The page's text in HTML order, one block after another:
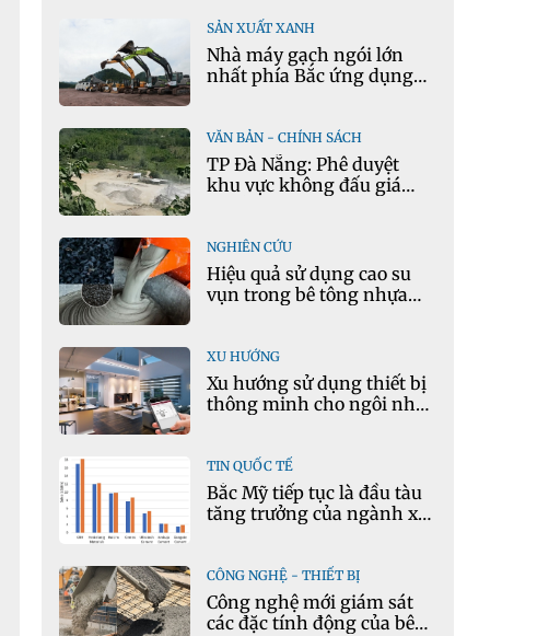
SẢN XUẤT XANH
Nhà máy gạch ngói lớn
nhất phía Bắc ứng dụng
VĂN BẢN - CHÍNH SÁCH
TP Đà Nẵng: Phê duyệt
khu vực không đấu giá
NGHIÊN CỨU
Hiệu quả sử dụng cao su
vụn trong bê tông nhựa
XU HƯỚNG
Xu hướng sử dụng thiết bị
thông minh cho ngôi nhà
TIN QUỐC TẾ
Bắc Mỹ tiếp tục là đầu tàu
tăng trưởng của ngành xi
CÔNG NGHỆ - THIẾT BỊ
Công nghệ mới giám sát
các đặc tính động của bê